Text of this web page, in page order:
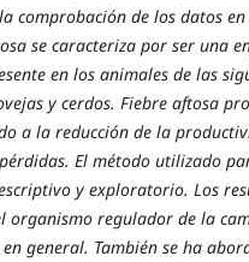
comprobación de los datos
se caracteriza por ser una
en los animales de las
y cerdos. Fiebre aftosa
a la reducción de la
El método utilizado
y exploratorio. Los
organismo regulador de la
general. También se ha